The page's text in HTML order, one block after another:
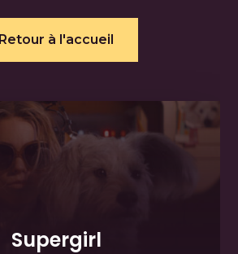
Retour à l'accueil
Supergirl